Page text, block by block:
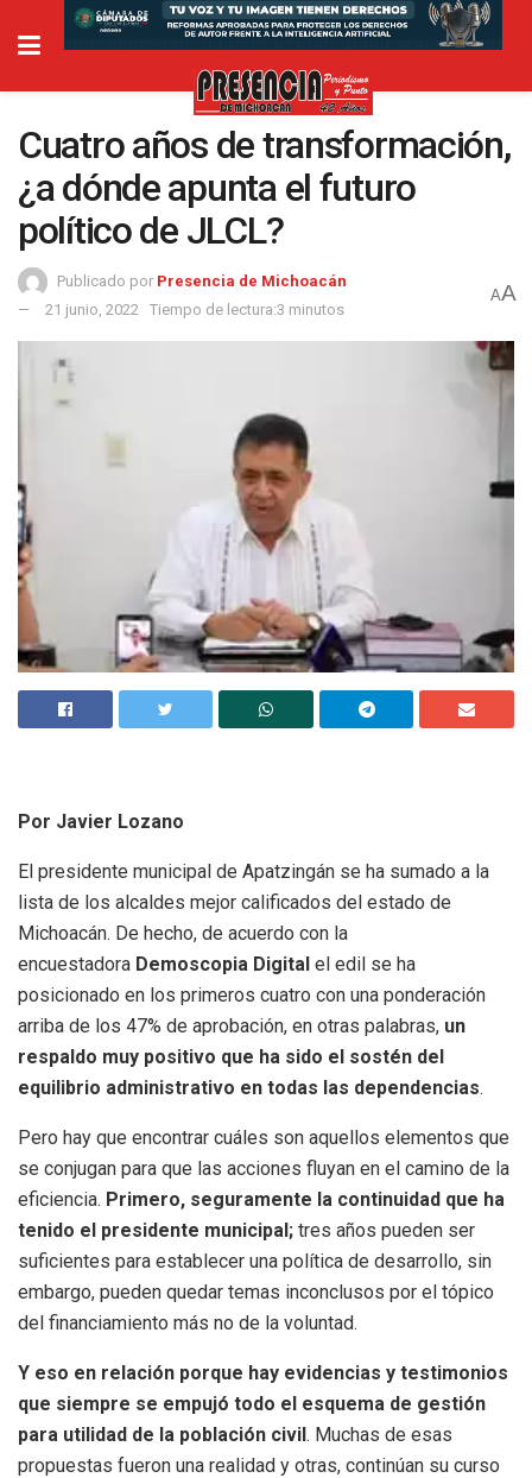
Cuatro años de transformación,
¿a dónde apunta el futuro
político de JLCL?
Publicado por Presencia de Michoacán
21 junio, 2022
Tiempo de lectura:3 minutos
AA
Por Javier Lozano
El presidente municipal de Apatzingán se ha sumado a la
lista de los alcaldes mejor calificados del estado de
Michoacán. De hecho, de acuerdo con la
encuestadora Demoscopia Digital el edil se ha
posicionado en los primeros cuatro con una ponderación
arriba de los 47% de aprobación, en otras palabras, un
respaldo muy positivo que ha sido el sostén del
equilibrio administrativo en todas las dependencias.
Pero hay que encontrar cuáles son aquellos elementos que
se conjugan para que las acciones fluyan en el camino de la
eficiencia. Primero, seguramente la continuidad que ha
tenido el presidente municipal; tres años pueden ser
suficientes para establecer una política de desarrollo, sin
embargo, pueden quedar temas inconclusos por el tópico
del financiamiento más no de la voluntad.
Y eso en relación porque hay evidencias y testimonios
que siempre se empujó todo el esquema de gestión
para utilidad de la población civil. Muchas de esas
propuestas fueron una realidad y otras, continúan su curso